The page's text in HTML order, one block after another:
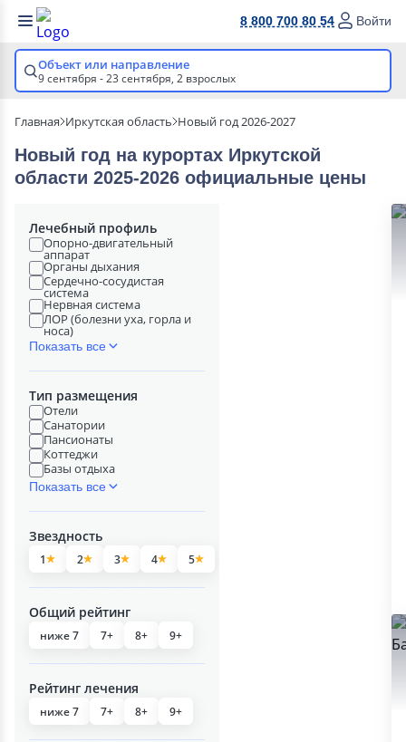
8 800 700 80 54 Войти
Объект или направление
9 сентября - 23 сентября, 2 взрослых
Главная Иркутская область Новый год 2026-2027
Новый год на курортах Иркутской
области 2025-2026 официальные цены
Лечебный профиль
Опорно-двигательный
аппарат
Органы дыхания
Сердечно-сосудистая
система
Нервная система
ЛОР (болезни уха, горла и
носа)
Показать все
Тип размещения
Отели
Санатории
Пансионаты
Коттеджи
Базы отдыха
Показать все
Звездность
1 2 3 4 5
Общий рейтинг
ниже 7 7+ 8+ 9+
Рейтинг лечения
ниже 7 7+ 8+ 9+